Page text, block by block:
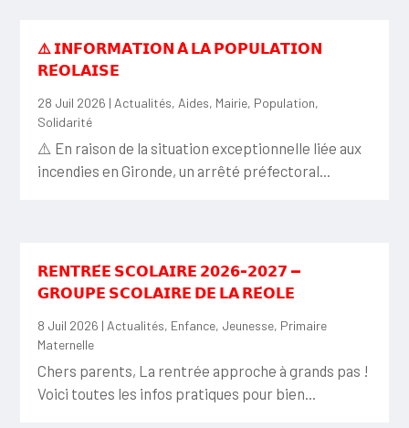
⚠️ 𝗜𝗡𝗙𝗢𝗥𝗠𝗔𝗧𝗜𝗢𝗡 𝗔̀ 𝗟𝗔 𝗣𝗢𝗣𝗨𝗟𝗔𝗧𝗜𝗢𝗡
𝗥𝗘́𝗢𝗟𝗔𝗜𝗦𝗘
28 Juil 2026 | Actualités, Aides, Mairie, Population,
Solidarité
⚠️ En raison de la situation exceptionnelle liée aux
incendies en Gironde, un arrêté préfectoral...
𝗥𝗘𝗡𝗧𝗥𝗘́𝗘 𝗦𝗖𝗢𝗟𝗔𝗜𝗥𝗘 𝟮𝟬𝟮𝟲-𝟮𝟬𝟮𝟳 —
𝗚𝗥𝗢𝗨𝗣𝗘 𝗦𝗖𝗢𝗟𝗔𝗜𝗥𝗘 𝗗𝗘 𝗟𝗔 𝗥𝗘́𝗢𝗟𝗘
8 Juil 2026 | Actualités, Enfance, Jeunesse, Primaire
Maternelle
Chers parents, La rentrée approche à grands pas !
Voici toutes les infos pratiques pour bien...